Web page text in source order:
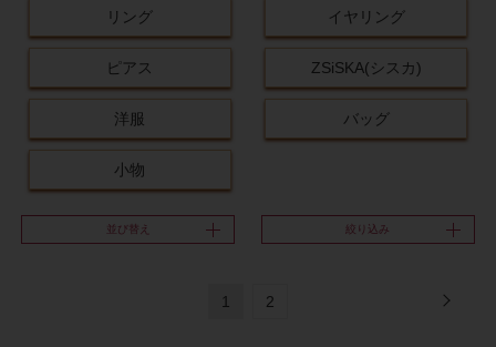
リング イヤリング
ピアス ZSiSKA(シスカ)
洋服 バッグ
小物
並び替え 絞り込み
1 2